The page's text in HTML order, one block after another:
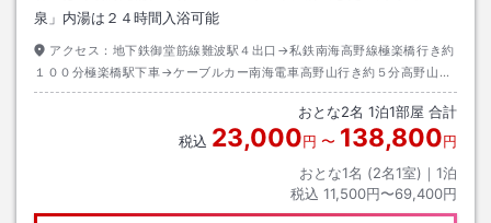
泉」内湯は２４時間入浴可能
アクセス： 地下鉄御堂筋線難波駅４出口→私鉄南海高野線極楽橋行き約
１００分極楽橋駅下車→ケーブルカー南海電車高野山行き約５分高野山駅
下車→南海りんかんバス奥の院・大門行き約８分警察前下車→徒歩約１分
※２０２４年８月２６日から金剛峯寺前に変更(徒歩５分)
おとな2名 1泊1部屋 合計
税込 23,000円 〜 138,800円
おとな1名 (2名1室)｜ 1泊
税込 11,500円〜69,400円